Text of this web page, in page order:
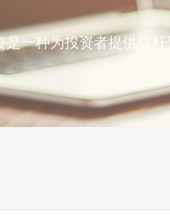
是一种为投资者提供杠